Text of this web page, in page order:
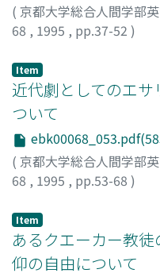
( 京都大学総合人間学部
68 , 1995 , pp.37-52 )
Item
近代劇としてのエ
ついて
( 京都大学総合人間学部
68 , 1995 , pp.53-68 )
オItem
あるクエーカー教
仰の自由について